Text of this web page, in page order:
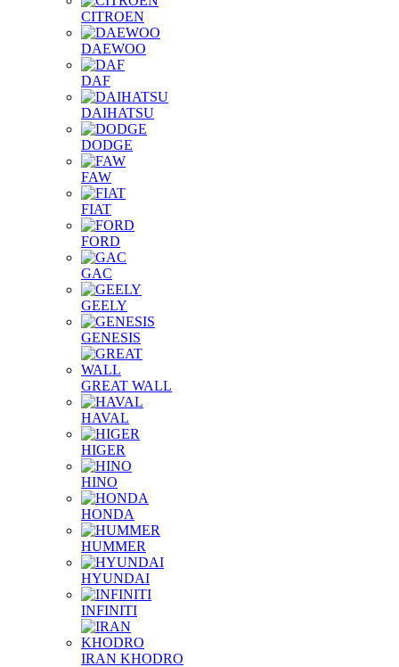
CITROEN
DAEWOO
DAF
DAIHATSU
DODGE
FAW
FIAT
FORD
GAC
GEELY
GENESIS
GREAT WALL
HAVAL
HIGER
HINO
HONDA
HUMMER
HYUNDAI
INFINITI
IRAN KHODRO